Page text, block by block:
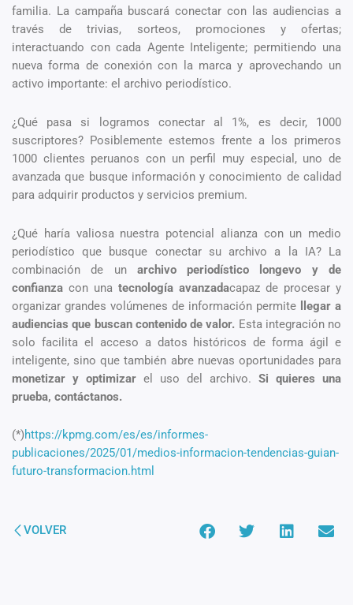
familia. La campaña buscará conectar con las audiencias a
través de trivias, sorteos, promociones y ofertas;
interactuando con cada Agente Inteligente; permitiendo una
nueva forma de conexión con la marca y aprovechando un
activo importante: el archivo periodístico.
¿Qué pasa si logramos conectar al 1%, es decir, 1000
suscriptores? Posiblemente estemos frente a los primeros
1000 clientes peruanos con un perfil muy especial, uno de
avanzada que busque información y conocimiento de calidad
para adquirir productos y servicios premium.
¿Qué haría valiosa nuestra potencial alianza con un medio
periodístico que busque conectar su archivo a la IA? La
combinación de un archivo periodístico longevo y de
confianza con una tecnología avanzadacapaz de procesar y
organizar grandes volúmenes de información permite
llegar a
audiencias que buscan contenido de valor. Esta integración no
solo facilita el acceso a datos históricos de forma ágil e
inteligente, sino que también abre nuevas oportunidades para
monetizar y optimizar el uso del archivo. Si quieres una
prueba, contáctanos.
(*)https://kpmg.com/es/es/informes-
publicaciones/2025/01/medios-informacion-tendencias-guian-
futuro-transformacion.html
VOLVER